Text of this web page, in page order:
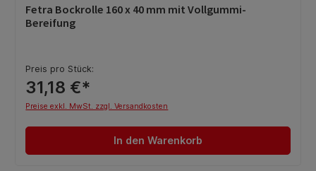
Durchschnittliche Bewertung von 0 von 5 Sternen
Fetra Bockrolle 160 x 40 mm mit Vollgummi-
Bereifung
Preis pro Stück:
31,18 €*
Preise exkl. MwSt. zzgl. Versandkosten
In den Warenkorb